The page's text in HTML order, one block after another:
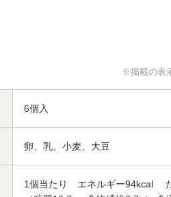
※掲載の表
6個入
卵、乳、小麦、大豆
1個当たり エネルギー94kcal